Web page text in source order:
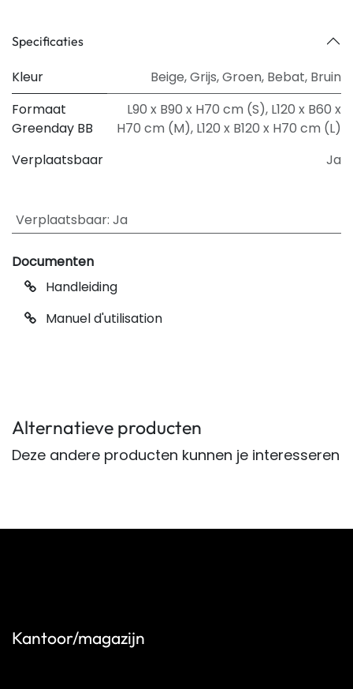
Specificaties
Kleur Beige,Grijs,Groen, Bebat, Bruin
Formaat
Greenday BB
L90 x B90 x H70 cm (S), L120 x B60 x
H70 cm (M), L120 x B120 x H70 cm (L)
Verplaatsbaar
Ja
Verplaatsbaar: Ja
Documenten
Handleiding
Manuel d'utilisation
Alternatieve producten
Deze andere producten kunnen je interesseren
Kantoor/magazijn